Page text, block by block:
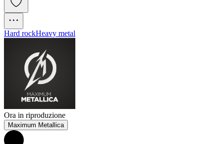
Hard rockHeavy metal
Ora in riproduzione
Maximum Metallica